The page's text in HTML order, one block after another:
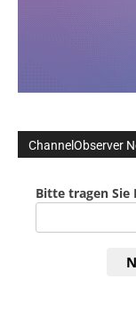
ChannelObserver
Bitte tragen Sie